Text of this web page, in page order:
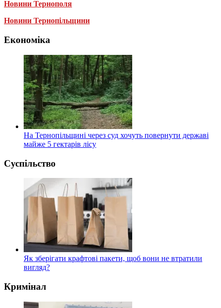
Новини Тернополя
Новини Тернопільщини
Економіка
На Тернопільщині через суд хочуть повернути державі
майже 5 гектарів лісу
Суспільство
Як зберігати крафтові пакети, щоб вони не втратили
вигляд?
Кримінал